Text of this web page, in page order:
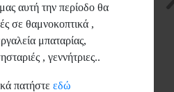
αυτή την περίοδο θα
σε θαμνοκοπτικά ,
μπαταρίας,
, γεννήτριες..
πατήστεεδώ